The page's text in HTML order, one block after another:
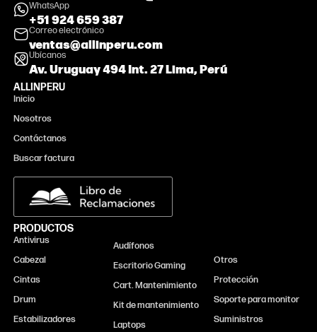
WhatsApp
+51 924 659 387
Correo electrónico
ventas@allinperu.com
Ubícanos
Av. Uruguay 494 Int. 27 Lima, Perú
ALLINPERU
Inicio
Nosotros
Contáctanos
Buscar factura
PRODUCTOS
Antivirus
Cabezal
Cintas
Drum
Estabilizadores
Audífonos
Escritorio Gaming
Cart. Mantenimiento
Kit de mantenimiento
Laptops
Otros
Protección
Soporte para monitor
Suministros